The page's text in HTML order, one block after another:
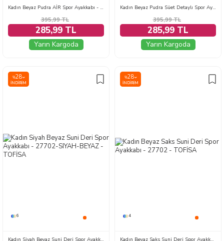
Kadın Beyaz Pudra AİR Spor Ayakkabı - 27474-BEYAZ-PUDRA
395,99TL
285,99 TL
Yarın Kargoda
Kadın Beyaz Pudra Süet Detaylı Spor Ayakkabı - 28106-BEYAZ-PUDRA
395,99TL
285,99 TL
Yarın Kargoda
%28
İNDIRIM
6
Kadın Siyah Beyaz Suni Deri Spor Ayakkabı - 27702-SIYAH-BEYAZ
%28
İNDIRIM
4
Kadın Beyaz Saks Suni Deri Spor Ayakkabı - 27702